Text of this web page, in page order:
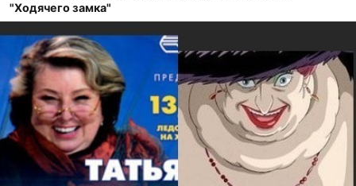
Кандидаты
Случайное сходство 👍
Создать сходство
Для публикации необходима авторизация
Поиск
"Ходячего замка"